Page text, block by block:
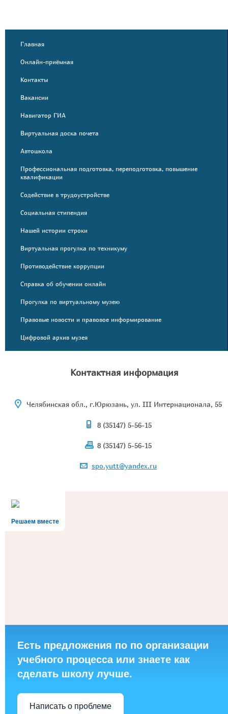
Главная
Онлайн-приёмная
Контакты
Вакансии
Навигатор ГИА
Виртуальная доска почета
Автошкола
Профессиональная подготовка, переподготовка, повышение
квалификации
Содействие в трудоустройстве
Социальная стипендия
Нашей истории строки
Виртуальная прогулка по техникуму
Противодействие коррупции
Справка об обучении онлайн
Прогулка по виртуальному музею
Правовые новости и правовое информирование
Цифровой архив музея
Контактная информация
Челябинская обл., г.Юрюзань, ул. III Интернационала, 55
8 (35147) 5-56-15
8 (35147) 5-56-15
spo.yutt@yandex.ru
Решаем вместе
Есть предложения по по организации
учебного процесса или знаете как
сделать школу лучше.
Написать о проблеме